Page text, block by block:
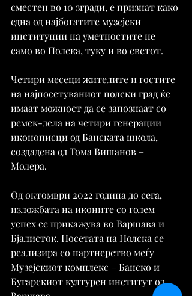
сместен во 10 згради, е признат како
една од најбогатите музејски
институции на уметностите не
само во Полска, туку и во светот.
Четири месеци жителите и гостите
на најпосетуваниот полски град ќе
имаат можност да се запознаат со
ремек-дела на четири генерации
иконописци од Банската школа,
создадена од Тома Вишанов –
Молера.
Од октомври 2022 година до сега,
изложбата на иконите со голем
успех се прикажува во Варшава и
Бјалисток. Посетата на Полска се
реализира со партнерство меѓу
Музејскиот комплекс – Банско и
Бугарскиот културен институт од